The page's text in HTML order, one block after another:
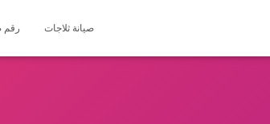
صيانة ثلاجات رقم